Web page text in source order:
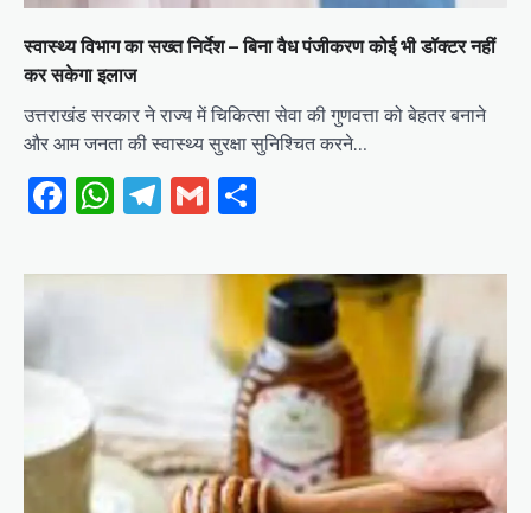
स्वास्थ्य विभाग का सख्त निर्देश – बिना वैध पंजीकरण कोई भी डॉक्टर नहीं
कर सकेगा इलाज
उत्तराखंड सरकार ने राज्य में चिकित्सा सेवा की गुणवत्ता को बेहतर बनाने
और आम जनता की स्वास्थ्य सुरक्षा सुनिश्चित करने…
Facebook
WhatsApp
Telegram
Gmail